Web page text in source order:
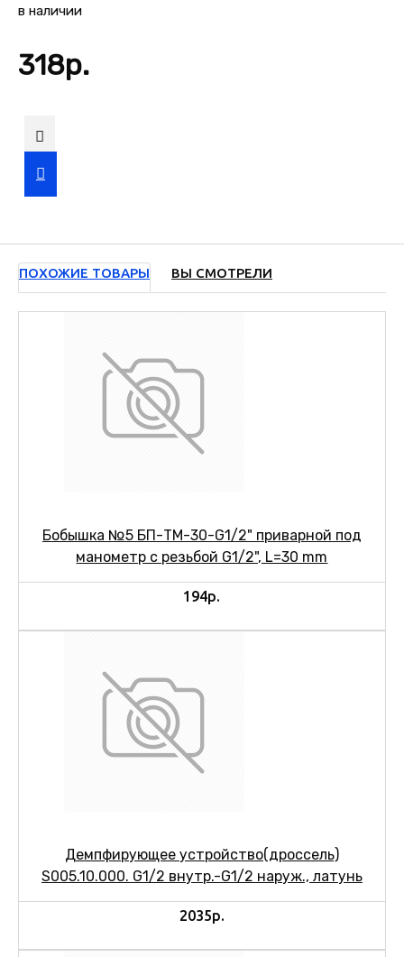
в наличии
318р.
ПОХОЖИЕ ТОВАРЫ ВЫ СМОТРЕЛИ
Бобышка №5 БП-ТМ-30-G1/2" приварной под
манометр с резьбой G1/2", L=30 mm
194р.
Демпфирующее устройство(дроссель)
S005.10.000. G1/2 внутр.-G1/2 наруж., латунь
2035р.